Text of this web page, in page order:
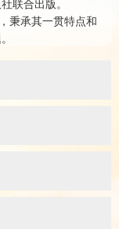
联合出版。
秉承其一贯特点和